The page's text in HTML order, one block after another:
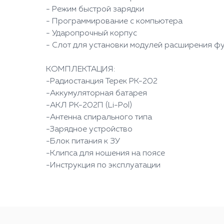
- Режим быстрой зарядки
- Программирование с компьютера
- Ударопрочный корпус
- Слот для установки модулей расширения
КОМПЛЕКТАЦИЯ:
-Радиостанция Терек РК-202
-Аккумуляторная батарея
-АКЛ РК-202П (Li-Pol)
-Антенна спирального типа
-Зарядное устройство
-Блок питания к ЗУ
-Клипса для ношения на поясе
-Инструкция по эксплуатации